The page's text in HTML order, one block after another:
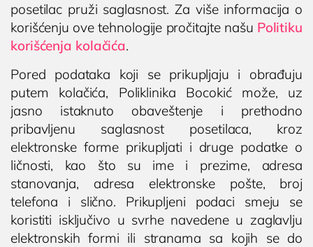
Pregled urologa sa ultrazvukom
Dijagnostika i lečenje polno prenosivih
oboljenja
Lečenje prostate
Postavljanje, skidanje i zamena katetera u
Nišu
Ispitivanje uzroka neplodnosti i spermogram
Operacija fimoze
Kondilomi, dijagnostika i lečenje
Cistoskopija
IMUNOLOGIJA
Dodirnite za poziv
(018) 572-795
Poliklinika i laboratorija
Bocokić Niš
(018) 572-795
posetilac pruži saglasnost. Za više informacija o
korišćenju ove tehnologije pročitajte našu Politiku
korišćenja kolačića.
Pored podataka koji se prikupljaju i obrađuju
putem kolačića, Poliklinika Bocokić može, uz
jasno istaknuto obaveštenje i prethodno
pribavljenu saglasnost posetilaca, kroz
elektronske forme prikupljati i druge podatke o
ličnosti, kao što su ime i prezime, adresa
stanovanja, adresa elektronske pošte, broj
telefona i slično. Prikupljeni podaci smeju se
koristiti isključivo u svrhe navedene u zaglavlju
elektronskih formi ili stranama sa kojih se do